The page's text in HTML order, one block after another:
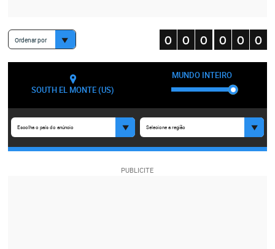
Ordenar por
SOUTH EL MONTE (US)
MUNDO INTEIRO
Escolha o país do anúncio Selecione a região